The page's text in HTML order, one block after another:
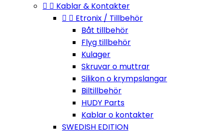
  Kablar & Kontakter
  Etronix / Tillbehör
Båt tillbehör
Flyg tillbehör
Kulager
Skruvar o muttrar
Silikon o krympslangar
Biltillbehör
HUDY Parts
Kablar o kontakter
SWEDISH EDITION